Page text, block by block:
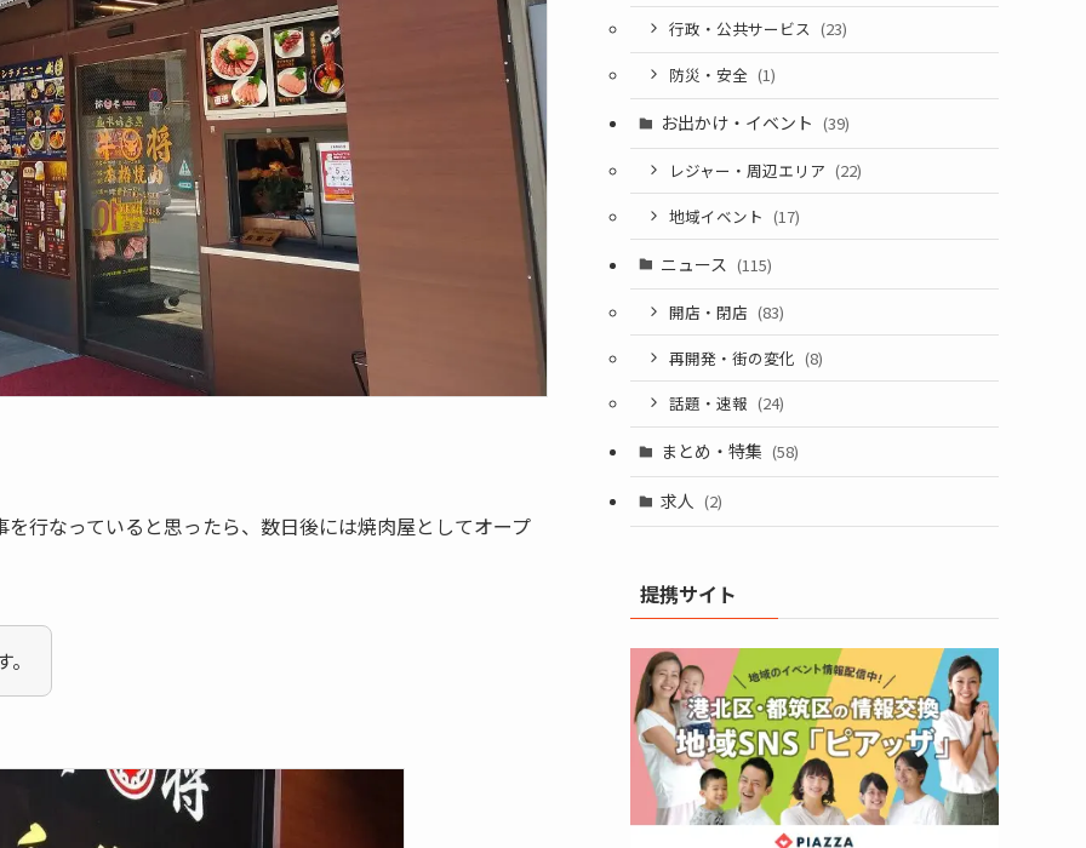
を行なっていると思ったら、数日後には焼肉屋としてオープ
行政・公共サービス (23)
防災・安全 (1)
お出かけ・イベント (39)
レジャー・周辺エリア (22)
地域イベント (17)
ニュース (115)
開店・閉店 (83)
再開発・街の変化 (8)
話題・速報 (24)
まとめ・特集 (58)
求人 (2)
提携サイト